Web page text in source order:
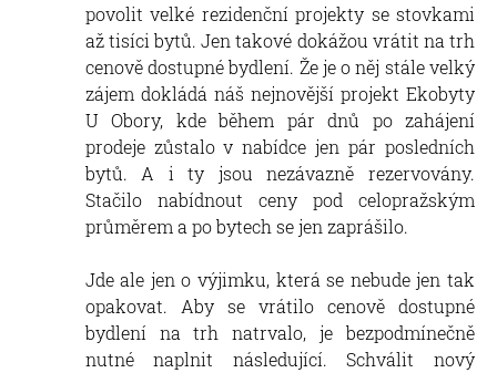
povolit velké rezidenční projekty se stovkami
až tisíci bytů. Jen takové dokážou vrátit na trh
cenově dostupné bydlení. Že je o něj stále velký
zájem dokládá náš nejnovější projekt Ekobyty
U Obory, kde během pár dnů po zahájení
prodeje zůstalo v nabídce jen pár posledních
bytů. A i ty jsou nezávazně rezervovány.
Stačilo nabídnout ceny pod celopražským
průměrem a po bytech se jen zaprášilo.
Jde ale jen o výjimku, která se nebude jen tak
opakovat. Aby se vrátilo cenově dostupné
bydlení na trh natrvalo, je bezpodmínečně
nutné naplnit následující. Schválit nový